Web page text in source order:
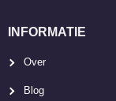
INFORMATIE
Over
Blog